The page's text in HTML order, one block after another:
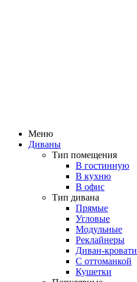
Меню
Диваны
Тип помещения
В гостинную
В кухню
В офис
Тип дивана
Прямые
Угловые
Модульные
Реклайнеры
Диван-кровати
С оттоманкой
Кушетки